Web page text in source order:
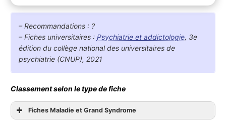
– Recommandations : ?
– Fiches universitaires : Psychiatrie et addictologie, 3e
édition du collège national des universitaires de
psychiatrie (CNUP), 2021
Classement selon le type de fiche
Fiches Maladie et Grand Syndrome